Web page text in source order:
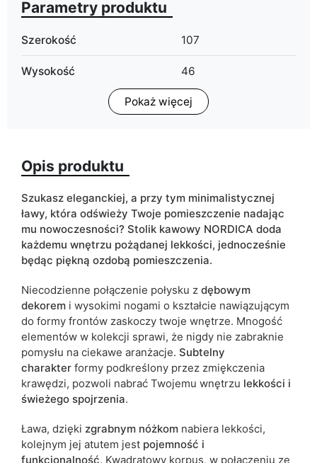
Parametry produktu
Szerokość 107
Wysokość 46
67
Kolorystyka
Szuflady tak
ean13 5903864016710
Termin dostawy: 17 dni roboczych
możliwe są tolerancje wymiarowe na poziomie +/- 2–3 cm.
Pokaż więcej
Opis produktu
Szukasz eleganckiej, a przy tym minimalistycznej
ławy, która odświeży Twoje pomieszczenie nadając
mu nowoczesności? Stolik kawowy NORDICA doda
każdemu wnętrzu pożądanej lekkości, jednocześnie
będąc piękną ozdobą pomieszczenia.
Niecodzienne połączenie połysku z dębowym
dekorem i wysokimi nogami o kształcie nawiązującym
do formy frontów zaskoczy twoje wnętrze. Mnogość
elementów w kolekcji sprawi, że nigdy nie zabraknie
pomysłu na ciekawe aranżacje. Subtelny
charakter formy podkreślony przez zmiękczenia
krawędzi, pozwoli nabrać Twojemu wnętrzu lekkości i
świeżego spojrzenia.
Ława, dzięki zgrabnym nóżkom nabiera lekkości,
kolejnym jej atutem jest pojemność i
funkcjonalność. Kwadratowy korpus, w połączeniu ze